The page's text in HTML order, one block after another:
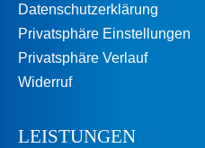
Datenschutzerklärung
Privatsphäre Einstellungen
Privatsphäre Verlauf
Widerruf
LEISTUNGEN